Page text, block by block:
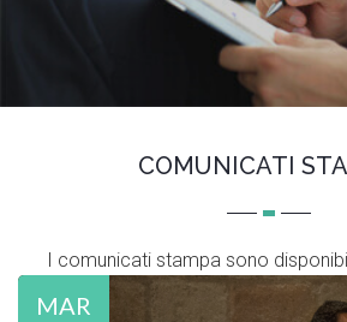
COMUNICATI
I comunicati stampa sono
MAR